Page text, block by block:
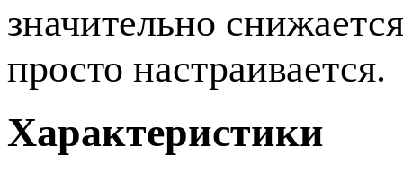
значительно
просто настраивается.
Характеристики